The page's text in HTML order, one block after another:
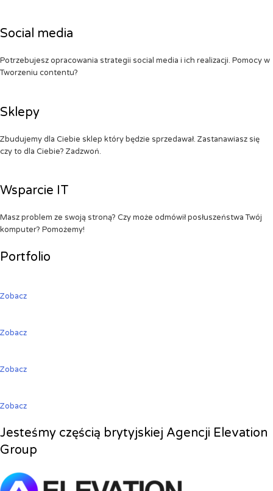
Social media
Potrzebujesz opracowania strategii social media i ich realizacji. Pomocy w
Tworzeniu contentu?
Sklepy
Zbudujemy dla Ciebie sklep który będzie sprzedawał. Zastanawiasz się
czy to dla Ciebie? Zadzwoń.
Wsparcie IT
Masz problem ze swoją stroną? Czy może odmówił posłuszeństwa Twój
komputer? Pomożemy!
Portfolio
Zobacz
Zobacz
Zobacz
Zobacz
Jesteśmy częścią brytyjskiej Agencji Elevation
Group